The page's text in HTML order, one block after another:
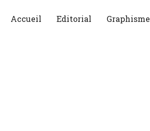
Accueil Editorial Graphisme